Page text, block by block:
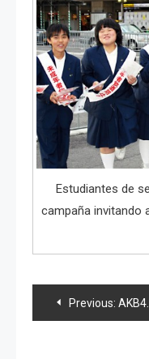
Estudiantes de
campaña invitando
Previous: AKB48 y Nogizaka 46 acuden a ceremonia de «Mayoría de edad»